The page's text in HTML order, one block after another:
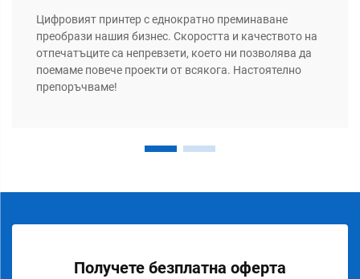
Цифровият принтер с еднократно преминаване
преобрази нашия бизнес. Скоростта и качеството на
отпечатъците са непревзети, което ни позволява да
поемаме повече проекти от всякога. Настоятелно
препоръчваме!
Получете безплатна оферта